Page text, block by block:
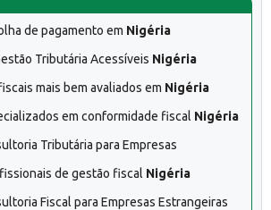
de pagamento em Nigéria
Tributária Acessíveis Nigéria
mais bem avaliados em Nigéria
em conformidade fiscal Nigéria
Tributária para Empresas
de gestão fiscal Nigéria
Fiscal para Empresas Estrangeiras